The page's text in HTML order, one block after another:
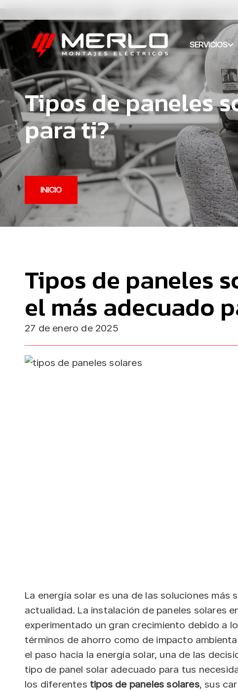
SERVICIOS
Tipos de paneles
para ti?
INICIO
Tipos de paneles
el más adecuado
27 de enero de 2025
La energía solar es una de las soluciones más
actualidad. La instalación de paneles solares
experimentado un gran crecimiento debido a
términos de ahorro como de impacto
el paso hacia la energía solar, una de las
tipo de panel solar adecuado para tus
los diferentes tipos de paneles solares, sus